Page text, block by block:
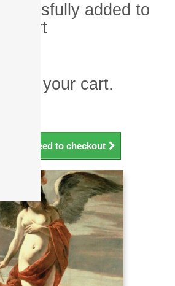
added to
cart
in your cart.
Proceed to checkout